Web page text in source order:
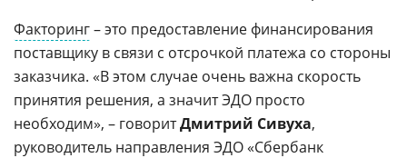
Факторинг– это предоставление финансирования
поставщику в связи с отсрочкой платежа со стороны
заказчика. «В этом случае очень важна скорость
принятия решения, а значит ЭДО просто
необходим», – говоритДмитрий Сивуха,
руководитель направления ЭДО «Сбербанк